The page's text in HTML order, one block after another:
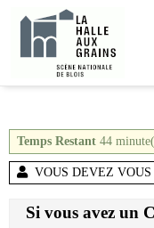
Aller au contenu
VOUS DEVEZ
Temps Restant 44
Si vous avez un